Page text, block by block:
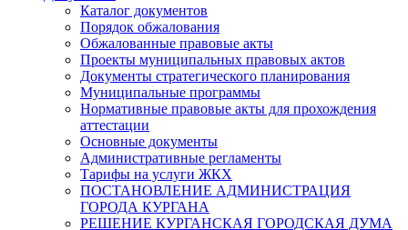
Каталог документов
Порядок обжалования
Обжалованные правовые акты
Проекты муниципальных правовых актов
Документы стратегического планирования
Муниципальные программы
Нормативные правовые акты для прохождения
аттестации
Основные документы
Административные регламенты
Тарифы на услуги ЖКХ
ПОСТАНОВЛЕНИЕ АДМИНИСТРАЦИЯ
ГОРОДА КУРГАНА
РЕШЕНИЕ КУРГАНСКАЯ ГОРОДСКАЯ ДУМА